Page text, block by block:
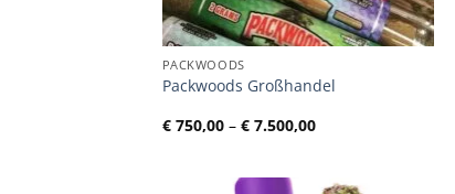
PACKWOODS
Packwoods Großhandel
€750,00 – €7.500,00Preisspanne: